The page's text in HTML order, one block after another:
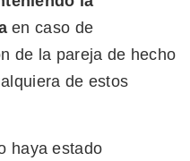
en caso de
de la pareja de hecho
de estos
haya estado